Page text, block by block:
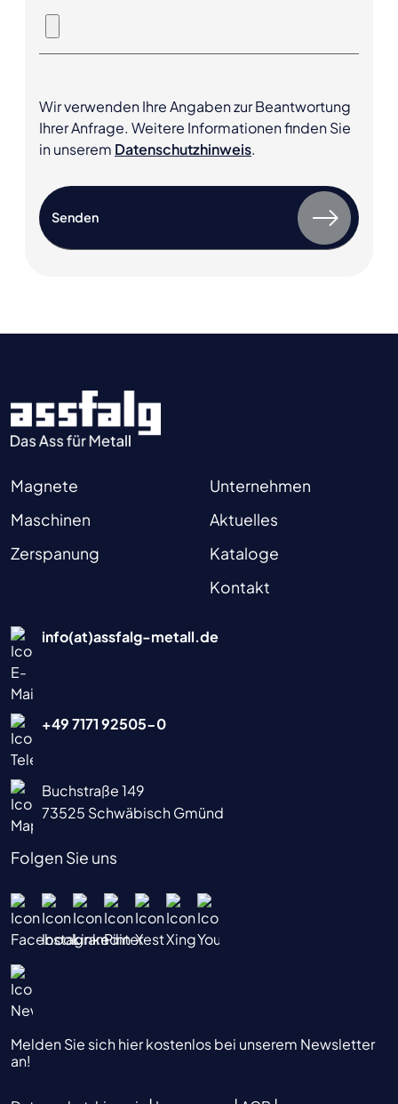
Wir verwenden Ihre Angaben zur Beantwortung
Ihrer Anfrage. Weitere Informationen finden Sie
in unserem Datenschutzhinweis.
Magnete
Maschinen
Zerspanung
Unternehmen
Aktuelles
Kataloge
Kontakt
info(at)assfalg-metall.de
+49 7171 92505-0
Buchstraße 149
73525 Schwäbisch Gmünd
Folgen Sie uns
Melden Sie sich hier kostenlos bei unserem Newsletter
an!